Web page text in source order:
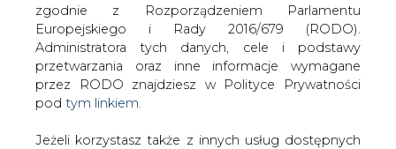
WŁĄCZ CIRE.TV
zgodnie z Rozporządzeniem Parlamentu
Europejskiego i Rady 2016/679 (RODO).
Administratora tych danych, cele i podstawy
przetwarzania oraz inne informacje wymagane
przez RODO znajdziesz w Polityce Prywatności
pod tym linkiem.
Jeżeli korzystasz także z innych usług dostępnych